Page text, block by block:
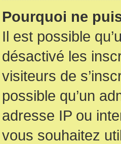
Pourquoi ne
Il est possible
désactivé les
visiteurs de
possible qu’un
adresse IP ou
vous souhaitez